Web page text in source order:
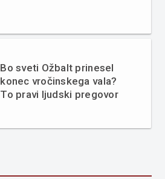
Bo sveti Ožbalt prinesel
konec vročinskega vala?
To pravi ljudski pregovor